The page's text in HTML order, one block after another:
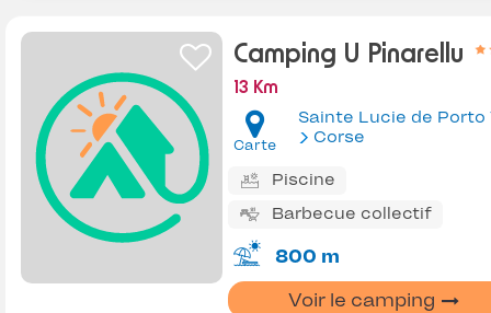
Camping U Pinarellu
13 Km
Carte Corse
Piscine
Barbecue collectif
800 m
Voir le camping